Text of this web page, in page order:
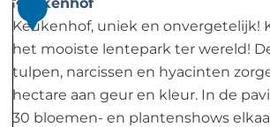
T
e
p
E
1
0
Keukenhof, uniek en onvergetelijk!
het mooiste lentepark ter wereld!
tulpen, narcissen en hyacinten
hectare aan geur en kleur. In de
30 bloemen- en plantenshows